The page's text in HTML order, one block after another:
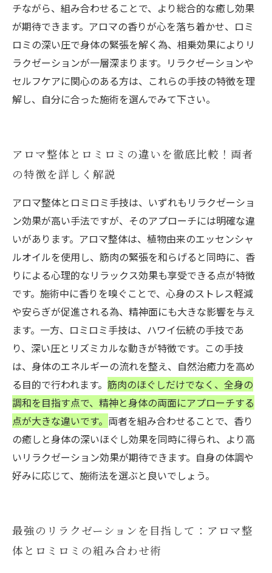
チながら、組み合わせることで、より総合的な癒し効果
が期待できます。アロマの香りが心を落ち着かせ、ロミ
ロミの深い圧で身体の緊張を解く為、相乗効果によりリ
ラクゼーションが一層深まります。リラクゼーションや
セルフケアに関心のある方は、これらの手技の特徴を理
解し、自分に合った施術を選んでみて下さい。
アロマ整体とロミロミの違いを徹底比較！両者
の特徴を詳しく解説
アロマ整体とロミロミ手技は、いずれもリラクゼーショ
ン効果が高い手法ですが、そのアプローチには明確な違
いがあります。アロマ整体は、植物由来のエッセンシャ
ルオイルを使用し、筋肉の緊張を和らげると同時に、香
りによる心理的なリラックス効果も享受できる点が特徴
です。施術中に香りを嗅ぐことで、心身のストレス軽減
や安らぎが促進される為、精神面にも大きな影響を与え
ます。一方、ロミロミ手技は、ハワイ伝統の手技であ
り、深い圧とリズミカルな動きが特徴です。この手技
は、身体のエネルギーの流れを整え、自然治癒力を高め
る目的で行われます。 筋肉のほぐしだけでなく、全身の
調和を目指す点で、精神と身体の両面にアプローチする
点が大きな違いです。 両者を組み合わせることで、香り
の癒しと身体の深いほぐし効果を同時に得られ、より高
いリラクゼーション効果が期待できます。自身の体調や
好みに応じて、施術法を選ぶと良いでしょう。
最強のリラクゼーションを目指して：アロマ整
体とロミロミの組み合わせ術